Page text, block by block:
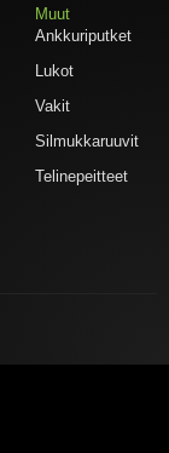
Muut
Ankkuriputket
Lukot
Vakit
Silmukkaruuvit
Telinepeitteet